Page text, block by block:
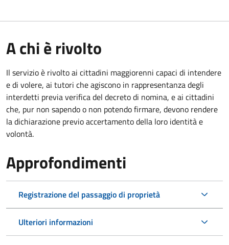
A chi è rivolto
Il servizio è rivolto ai cittadini maggiorenni capaci di intendere
e di volere, ai tutori che agiscono in rappresentanza degli
interdetti previa verifica del decreto di nomina, e ai cittadini
che, pur non sapendo o non potendo firmare, devono rendere
la dichiarazione previo accertamento della loro identità e
volontà.
Approfondimenti
Registrazione del passaggio di proprietà
Ulteriori informazioni